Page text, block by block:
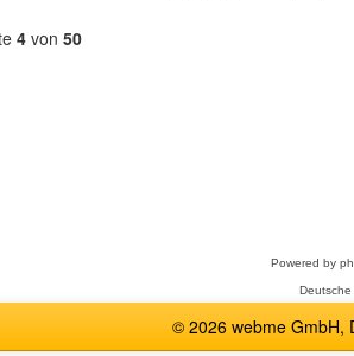
4 von 50
Powered by
© 2026 webme GmbH,